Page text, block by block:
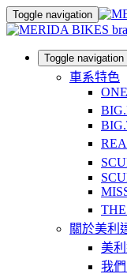
Toggle navigation
Toggle navigation
車系特色
關於美利
美
我